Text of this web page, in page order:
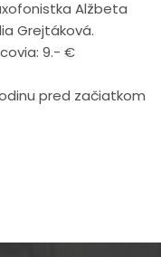
Alžbeta
Grejtáková.
9.- €
pred začiatkom